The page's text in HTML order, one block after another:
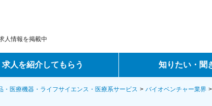
人情報を掲載中
求人を紹介してもらう
ントサービス
知りたい・聞
転職ノウハウ
・医療機器・ライフサイエンス・医療系サービス バイオベンチャー業界